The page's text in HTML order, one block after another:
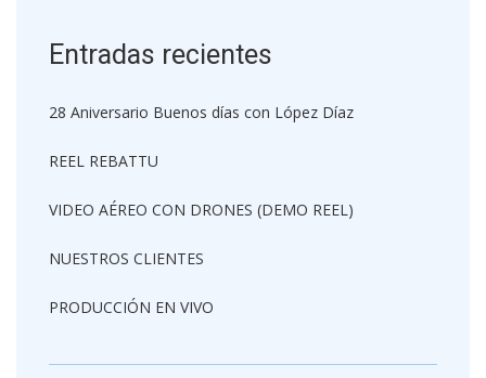
Entradas recientes
28 Aniversario Buenos días con López Díaz
REEL REBATTU
VIDEO AÉREO CON DRONES (DEMO REEL)
NUESTROS CLIENTES
PRODUCCIÓN EN VIVO